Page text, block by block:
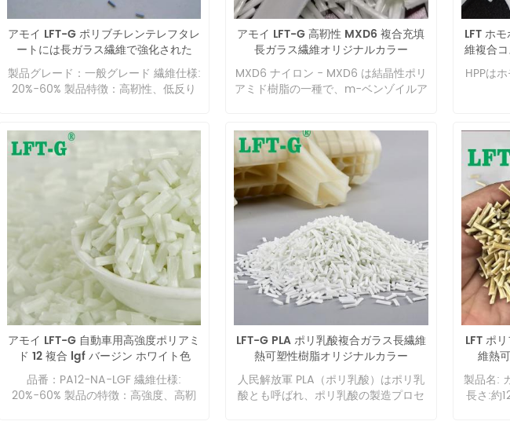
アモイ LFT-G ポリブチレンテレフタレ
ートには長ガラス繊維で強化された
PBT 化合物が含まれています
製品グレード：一般グレード 繊維仕様:
20%-60% 製品特徴：高靭性、低反り
アモイ LFT-G 高靭性 MXD6 複合充填
長ガラス繊維オリジナルカラー
MXD6 ナイロン - MXD6 は結晶性ポリ
アミド樹脂の一種で、m-ベンゾイルア
広い温度範囲で高強度、高剛性を維持
2. 熱変形温度が高く、熱膨張係数が小
さい 3. 吸水率が低く、吸水後の寸法変
化が小さく、機械的強度の低下が少な
い 4. 成形収縮率が低い非常に小さく、
精密成形加工に適しています。 5. 優れ
たコーティング、特に高温表面コーテ
ィングに適しています。 6. 酸素、二酸
化炭素、その他のガスも優れたバリア
性を持っています。 プラスチック改質
産業におけるMXD6の応用 MXD6 は、
50 ～ 60% を含むグラスファイバー強
化材料に使用するために、グラスファ
イバー、カーボンファイバー、鉱物、
および/または高度なフィラーと組み合
わせることができ、優れた強度と剛性
を実現します。 ガラス含有量が多く充
填されている場合でも、その滑らかで
LFT ホ
維複合
HPPは
アモイ LFT-G 自動車用高強度ポリアミ
ド 12 複合 lgf バージン ホワイト色
品番：PA12-NA-LGF 繊維仕様:
20%-60% 製品の特徴：高強度、高靭
LFT-G PLA ポリ乳酸複合ガラス長繊維
熱可塑性樹脂オリジナルカラー
人民解放軍 PLA（ポリ乳酸）はポリ乳
酸とも呼ばれ、ポリ乳酸の製造プロセ
LFT ポ
維熱
製品名:
長さ:約